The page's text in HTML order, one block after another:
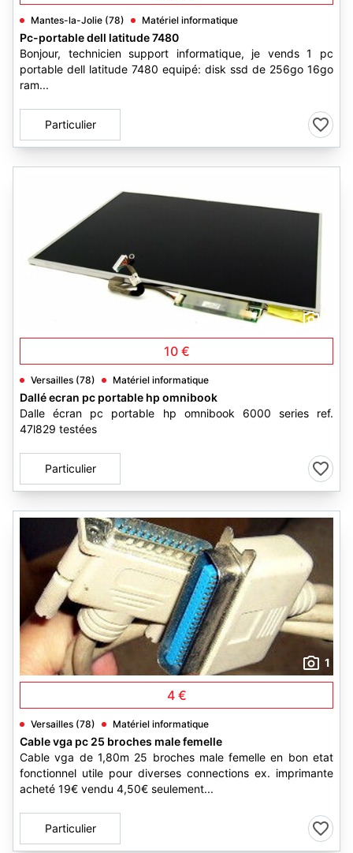
Mantes-la-Jolie (78) Matériel informatique
Pc-portable dell latitude 7480
Bonjour, technicien support informatique, je vends 1 pc
portable dell latitude 7480 equipé: disk ssd de 256go 16go
ram...
Particulier
10 €
Versailles (78) Matériel informatique
Dallé ecran pc portable hp omnibook
Dalle écran pc portable hp omnibook 6000 series ref.
47l829 testées
Particulier
1
4 €
Versailles (78) Matériel informatique
Cable vga pc 25 broches male femelle
Cable vga de 1,80m 25 broches male femelle en bon etat
fonctionnel utile pour diverses connections ex. imprimante
acheté 19€ vendu 4,50€ seulement...
Particulier